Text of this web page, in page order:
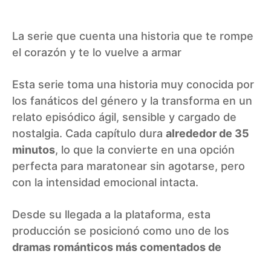
La serie que cuenta una historia que te rompe
el corazón y te lo vuelve a armar
Esta serie toma una historia muy conocida por
los fanáticos del género y la transforma en un
relato episódico ágil, sensible y cargado de
nostalgia. Cada capítulo dura alrededor de 35
minutos, lo que la convierte en una opción
perfecta para maratonear sin agotarse, pero
con la intensidad emocional intacta.
Desde su llegada a la plataforma, esta
producción se posicionó como uno de los
dramas románticos más comentados de